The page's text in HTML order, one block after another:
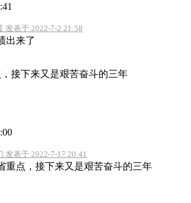
发表于 2022-7-2 21:58
出来了
接下来又是艰苦奋斗的三年
发表于 2022-7-17 20:41
重点，接下来又是艰苦奋斗的三年